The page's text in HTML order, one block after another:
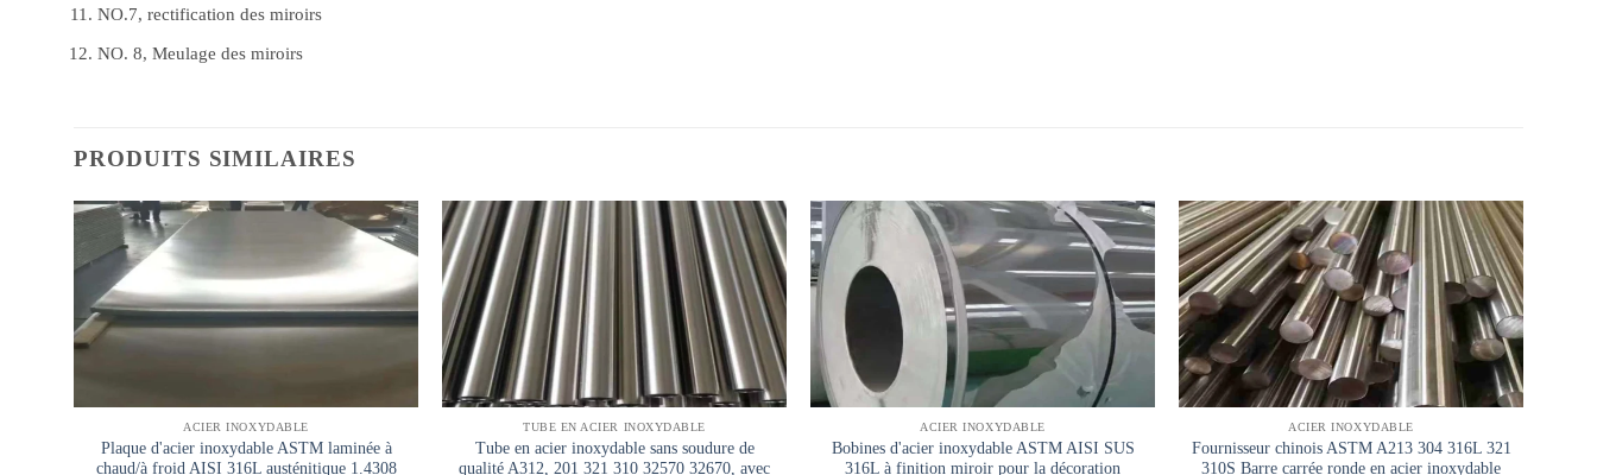
NO.7, rectification des miroirs
NO. 8, Meulage des miroirs
PRODUITS SIMILAIRES
ACIER INOXYDABLE
Plaque d'acier inoxydable ASTM laminée à
chaud/à froid AISI 316L austénitique 1.4308
TUBE EN ACIER INOXYDABLE
Tube en acier inoxydable sans soudure de
qualité A312, 201 321 310 32570 32670, avec
ACIER INOXYDABLE
Bobines d'acier inoxydable ASTM AISI SUS
316L à finition miroir pour la décoration
ACIER INOXYDABLE
Fournisseur chinois ASTM A213 304 316L 321
310S Barre carrée ronde en acier inoxydable